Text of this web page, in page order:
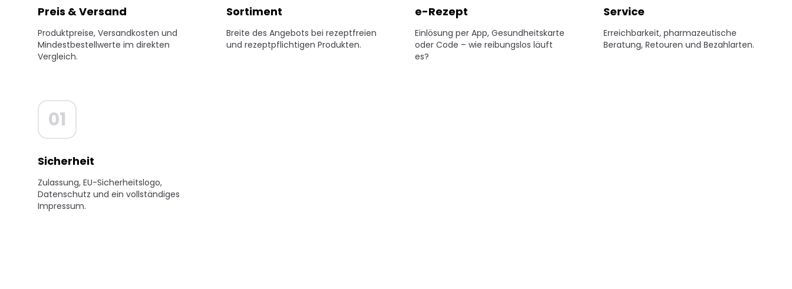
Preis & Versand
Produktpreise, Versandkosten und
Mindestbestellwerte im direkten
Vergleich.
Sortiment
Breite des Angebots bei rezeptfreien
und rezeptpflichtigen Produkten.
e-Rezept
Einlösung per App, Gesundheitskarte
oder Code – wie reibungslos läuft
es?
Service
Erreichbarkeit, pharmazeutische
Beratung, Retouren und Bezahlarten.
01
Sicherheit
Zulassung, EU-Sicherheitslogo,
Datenschutz und ein vollständiges
Impressum.